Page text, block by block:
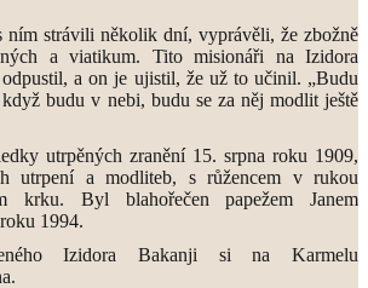
ním strávili několik dní, vyprávěli, že zbožně
a viatikum. Tito misionáři na Izidora
a on je ujistil, že už to učinil. „Budu
budu v nebi, budu se za něj modlit ještě
utrpěných zranění 15. srpna roku 1909,
utrpení a modliteb, s růžencem v rukou
krku. Byl blahořečen papežem Janem
1994.
Izidora Bakanji si na Karmelu